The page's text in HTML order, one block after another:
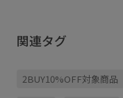
関連タグ
2BUY10%OFF対象商品